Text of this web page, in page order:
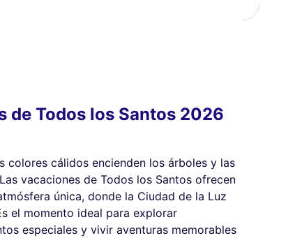
de Todos los Santos 2026
colores cálidos encienden los árboles y las
vacaciones de Todos los Santos ofrecen
única, donde la Ciudad de la Luz
el momento ideal para explorar
especiales y vivir aventuras memorables